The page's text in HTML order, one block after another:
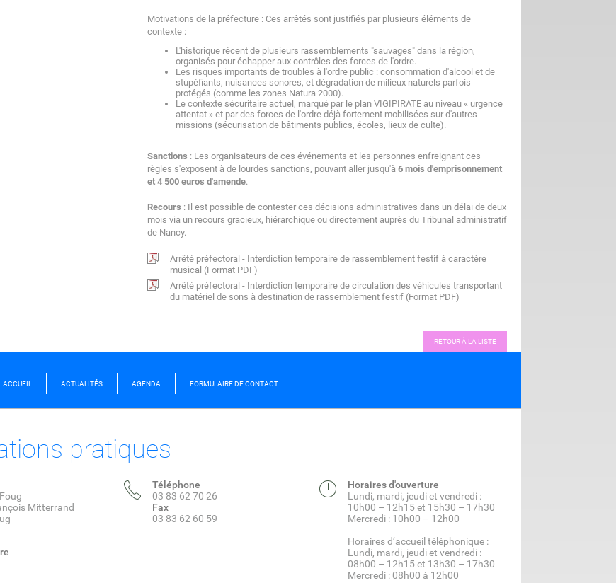
Motivations de la préfecture : Ces arrêtés sont justifiés par plusieurs éléments de
contexte :
L'historique récent de plusieurs rassemblements "sauvages" dans la région,
organisés pour échapper aux contrôles des forces de l'ordre.
Les risques importants de troubles à l'ordre public : consommation d'alcool et de
stupéfiants, nuisances sonores, et dégradation de milieux naturels parfois
protégés (comme les zones Natura 2000).
Le contexte sécuritaire actuel, marqué par le plan VIGIPIRATE au niveau « urgence
attentat » et par des forces de l'ordre déjà fortement mobilisées sur d'autres
missions (sécurisation de bâtiments publics, écoles, lieux de culte).
Sanctions : Les organisateurs de ces événements et les personnes enfreignant ces
règles s'exposent à de lourdes sanctions, pouvant aller jusqu'à 6 mois d'emprisonnement
et 4 500 euros d'amende.
Recours : Il est possible de contester ces décisions administratives dans un délai de deux
mois via un recours gracieux, hiérarchique ou directement auprès du Tribunal administratif
de Nancy.
Arrêté préfectoral - Interdiction temporaire de rassemblement festif à caractère
musical (Format PDF)
Arrêté préfectoral - Interdiction temporaire de circulation des véhicules transportant
du matériel de sons à destination de rassemblement festif (Format PDF)
RETOUR À LA LISTE
ACCUEIL ACTUALITÉS AGENDA FORMULAIRE DE CONTACT
pratiques
Mitterrand
Téléphone
03 83 62 70 26
Fax
03 83 62 60 59
Horaires d'ouverture
Lundi, mardi, jeudi et vendredi :
10h00 – 12h15 et 15h30 – 17h30
Mercredi : 10h00 – 12h00
Horaires d’accueil téléphonique :
Lundi, mardi, jeudi et vendredi :
08h00 – 12h15 et 13h30 – 17h30
Mercredi : 08h00 à 12h00